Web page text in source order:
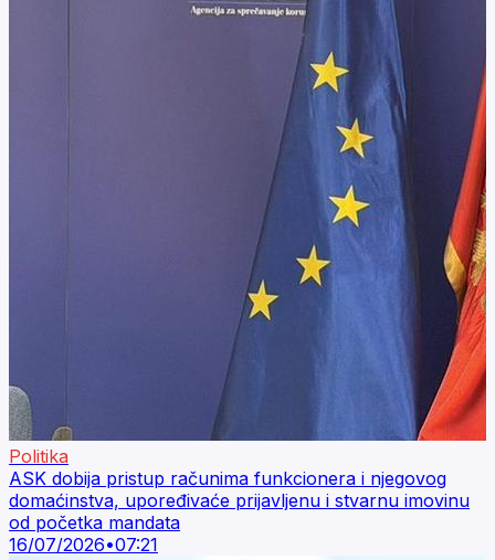
Politika
ASK dobija pristup računima funkcionera i njegovog
domaćinstva, upoređivaće prijavljenu i stvarnu imovinu
od početka mandata
16/07/2026•07:21